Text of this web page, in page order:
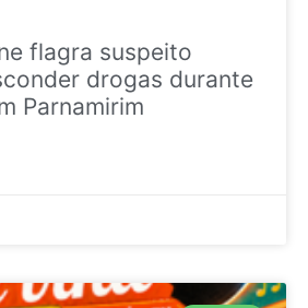
flagra suspeito
drogas durante
Parnamirim